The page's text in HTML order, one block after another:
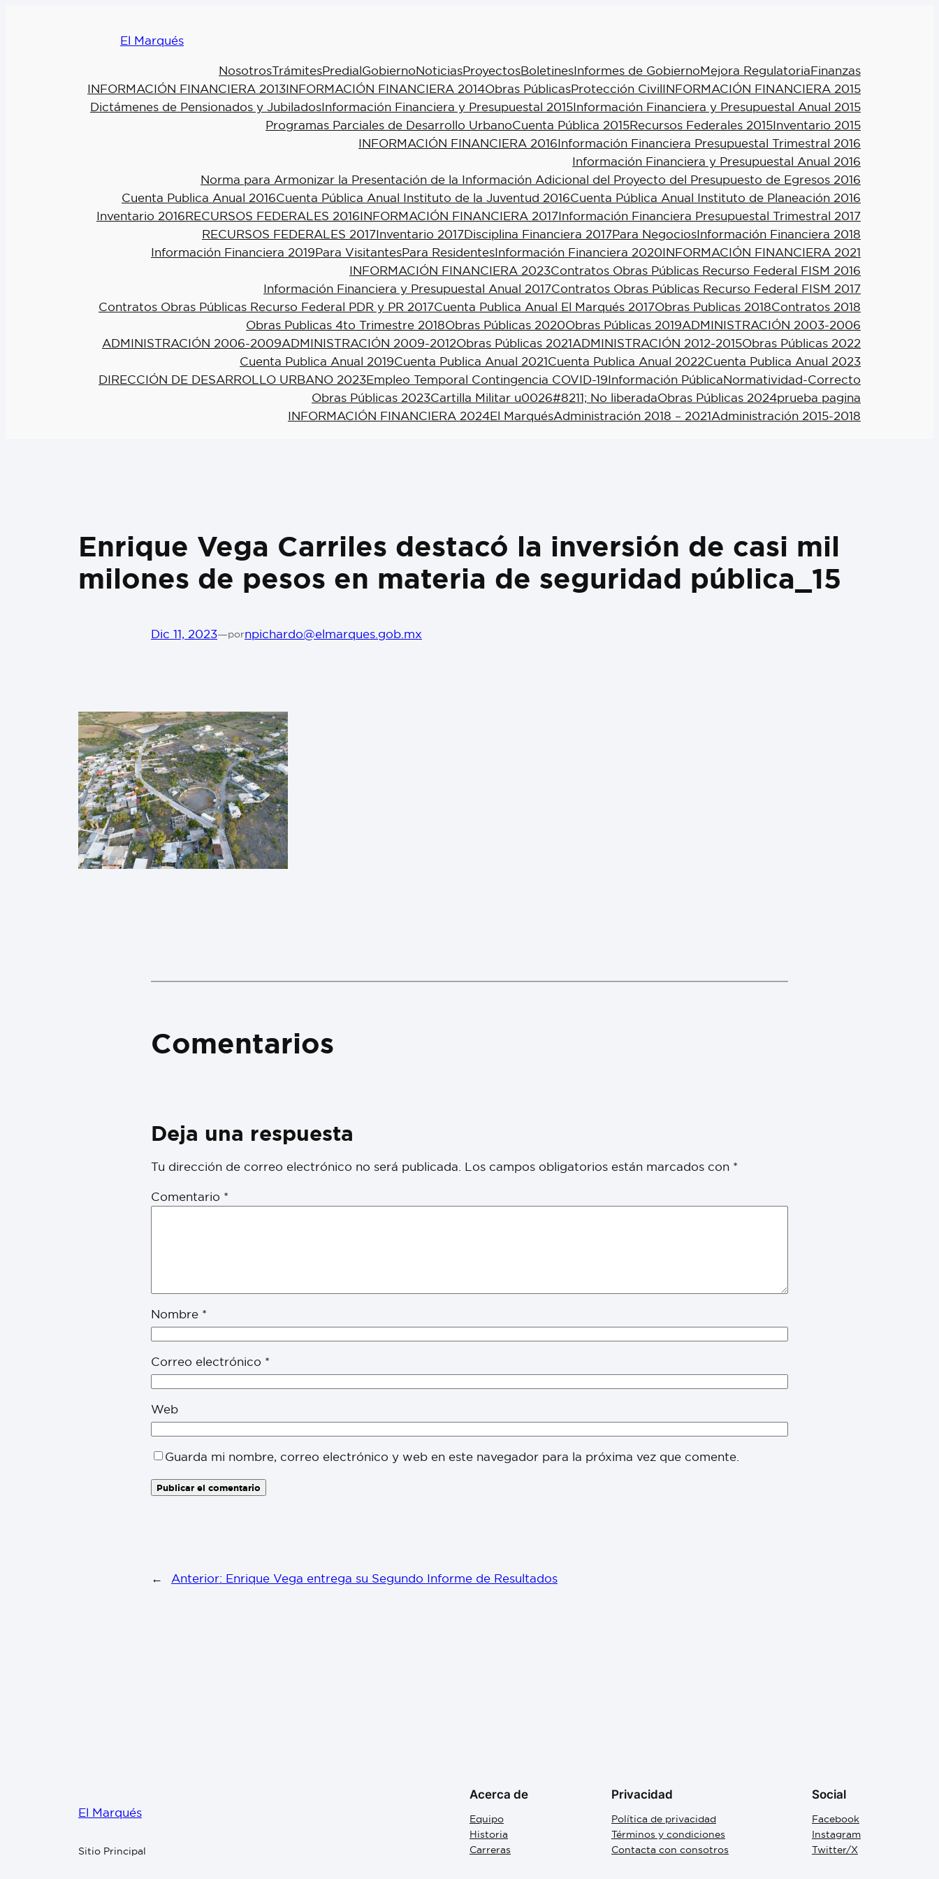
El Marqués
NosotrosTrámitesPredialGobiernoNoticiasProyectosBoletinesInformes de GobiernoMejora RegulatoriaFinanzas
INFORMACIÓN FINANCIERA 2013INFORMACIÓN FINANCIERA 2014Obras PúblicasProtección CivilINFORMACIÓN FINANCIERA 2015
Dictámenes de Pensionados y JubiladosInformación Financiera y Presupuestal 2015Información Financiera y Presupuestal Anual 2015
Programas Parciales de Desarrollo UrbanoCuenta Pública 2015Recursos Federales 2015Inventario 2015
INFORMACIÓN FINANCIERA 2016Información Financiera Presupuestal Trimestral 2016
Información Financiera y Presupuestal Anual 2016
Norma para Armonizar la Presentación de la Información Adicional del Proyecto del Presupuesto de Egresos 2016
Cuenta Publica Anual 2016Cuenta Pública Anual Instituto de la Juventud 2016Cuenta Pública Anual Instituto de Planeación 2016
Inventario 2016RECURSOS FEDERALES 2016INFORMACIÓN FINANCIERA 2017Información Financiera Presupuestal Trimestral 2017
RECURSOS FEDERALES 2017Inventario 2017Disciplina Financiera 2017Para NegociosInformación Financiera 2018
Información Financiera 2019Para VisitantesPara ResidentesInformación Financiera 2020INFORMACIÓN FINANCIERA 2021
INFORMACIÓN FINANCIERA 2023Contratos Obras Públicas Recurso Federal FISM 2016
Información Financiera y Presupuestal Anual 2017Contratos Obras Públicas Recurso Federal FISM 2017
Contratos Obras Públicas Recurso Federal PDR y PR 2017Cuenta Publica Anual El Marqués 2017Obras Publicas 2018Contratos 2018
Obras Publicas 4to Trimestre 2018Obras Públicas 2020Obras Públicas 2019ADMINISTRACIÓN 2003-2006
ADMINISTRACIÓN 2006-2009ADMINISTRACIÓN 2009-2012Obras Públicas 2021ADMINISTRACIÓN 2012-2015Obras Públicas 2022
Cuenta Publica Anual 2019Cuenta Publica Anual 2021Cuenta Publica Anual 2022Cuenta Publica Anual 2023
DIRECCIÓN DE DESARROLLO URBANO 2023Empleo Temporal Contingencia COVID-19Información PúblicaNormatividad-Correcto
Obras Públicas 2023Cartilla Militar u0026#8211; No liberadaObras Públicas 2024prueba pagina
INFORMACIÓN FINANCIERA 2024El MarquésAdministración 2018 – 2021Administración 2015-2018
Enrique Vega Carriles destacó la inversión de casi mil
milones de pesos en materia de seguridad pública_15
Dic 11, 2023—pornpichardo@elmarques.gob.mx
Comentarios
Deja una respuesta
Tu dirección de correo electrónico no será publicada. Los campos obligatorios están marcados con *
Comentario *
Nombre *
Correo electrónico *
Web
Guarda mi nombre, correo electrónico y web en este navegador para la próxima vez que comente.
← Anterior: Enrique Vega entrega su Segundo Informe de Resultados
El Marqués
Sitio Principal
Acerca de
Equipo
Historia
Carreras
Privacidad
Política de privacidad
Términos y condiciones
Contacta con consotros
Social
Facebook
Instagram
Twitter/X